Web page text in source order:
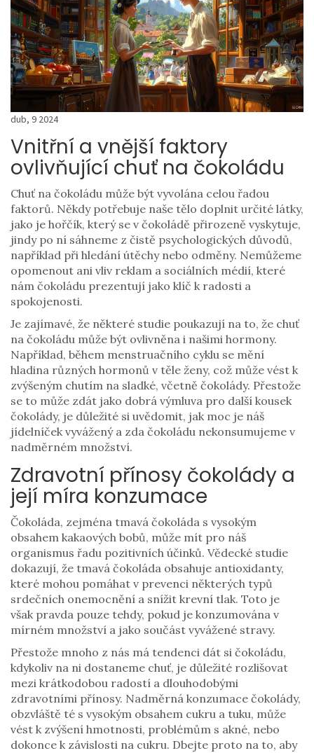
dub, 9 2024
Vnitřní a vnější faktory
ovlivňující chuť na čokoládu
Chuť na čokoládu může být vyvolána celou řadou
faktorů. Někdy potřebuje naše tělo doplnit určité látky,
jako je hořčík, který se v čokoládě přirozeně vyskytuje,
jindy po ní sáhneme z čistě psychologických důvodů,
například při hledání útěchy nebo odměny. Nemůžeme
opomenout ani vliv reklam a sociálních médií, které
nám čokoládu prezentují jako klíč k radosti a
spokojenosti.
Je zajímavé, že některé studie poukazují na to, že chuť
na čokoládu může být ovlivněna i našimi hormony.
Například, během menstruačního cyklu se mění
hladina různých hormonů v těle ženy, což může vést k
zvýšeným chutím na sladké, včetně čokolády. Přestože
se to může zdát jako dobrá výmluva pro další kousek
čokolády, je důležité si uvědomit, jak moc je náš
jídelníček vyvážený a zda čokoládu nekonsumujeme v
nadměrném množství.
Zdravotní přínosy čokolády a
její míra konzumace
Čokoláda, zejména tmavá čokoláda s vysokým
obsahem kakaových bobů, může mít pro náš
organismus řadu pozitivních účinků. Vědecké studie
dokazují, že tmavá čokoláda obsahuje antioxidanty,
které mohou pomáhat v prevenci některých typů
srdečních onemocnění a snížit krevní tlak. Toto je
však pravda pouze tehdy, pokud je konzumována v
mírném množství a jako součást vyvážené stravy.
Přestože mnoho z nás má tendenci dát si čokoládu,
kdykoliv na ni dostaneme chuť, je důležité rozlišovat
mezi krátkodobou radostí a dlouhodobými
zdravotními přínosy. Nadměrná konzumace čokolády,
obzvláště té s vysokým obsahem cukru a tuku, může
vést k zvýšení hmotnosti, problémům s akné, nebo
dokonce k závislosti na cukru. Dbejte proto na to, aby